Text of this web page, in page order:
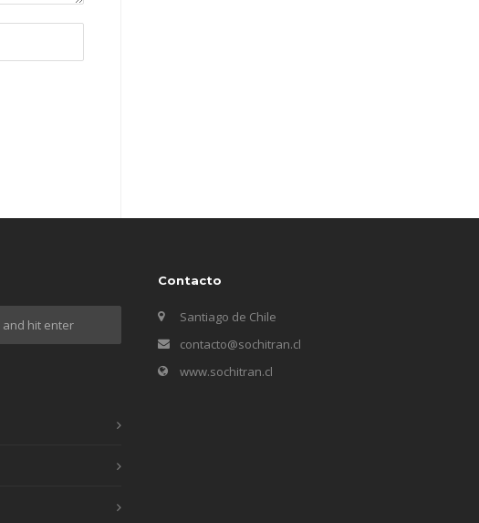
Contacto
Santiago de Chile
contacto@sochitran.cl
www.sochitran.cl